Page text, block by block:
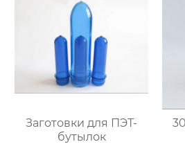
Заготовки для ПЭТ-
бутылок